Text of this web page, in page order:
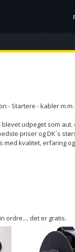
- Startere - kabler m.m.
udpeget som
priser og DK´s
med kvalitet, erfaring
ordre.... det er gratis.